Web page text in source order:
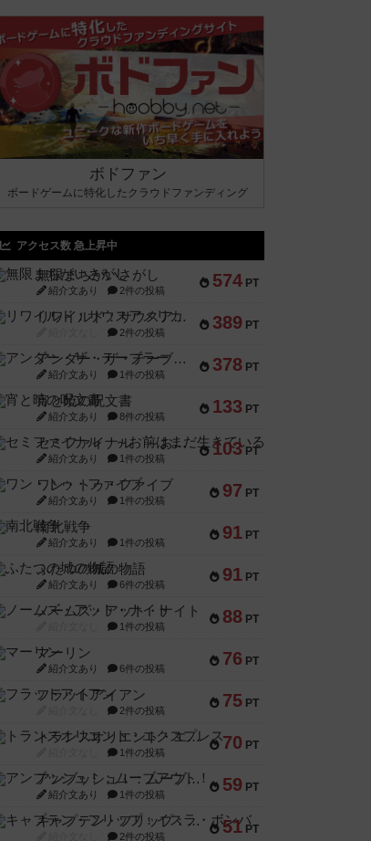
ボドファン
ボードゲームに特化したクラウドファンディング
アクセス数 急上昇中
574 PT
無限まちがいさがし
紹介文あり 2件の投稿
389 PT
リワイルド：サウスアメリカ
2件の投稿
378 PT
アンダー・ザ・テーブラー
紹介文あり 1件の投稿
133 PT
宵と暁の呪文書
紹介文あり 8件の投稿
103 PT
セミファイナル ～お前はまだ生きている～
紹介文あり 1件の投稿
97 PT
ワン・トゥ・ファイブ
紹介文あり 1件の投稿
91 PT
南北戦争
紹介文あり 1件の投稿
91 PT
ふたつの城の物語
紹介文あり 6件の投稿
88 PT
ノームズ・アット・ナイト
1件の投稿
76 PT
マーリン
紹介文あり 6件の投稿
75 PT
フラットアイアン
2件の投稿
70 PT
トランスオリエント・エクスプレス
1件の投稿
59 PT
アンブッシュ！：ムーブアウト！
紹介文あり 1件の投稿
51 PT
キャプテン・フリップ：イスラ・ボンバ
2件の投稿